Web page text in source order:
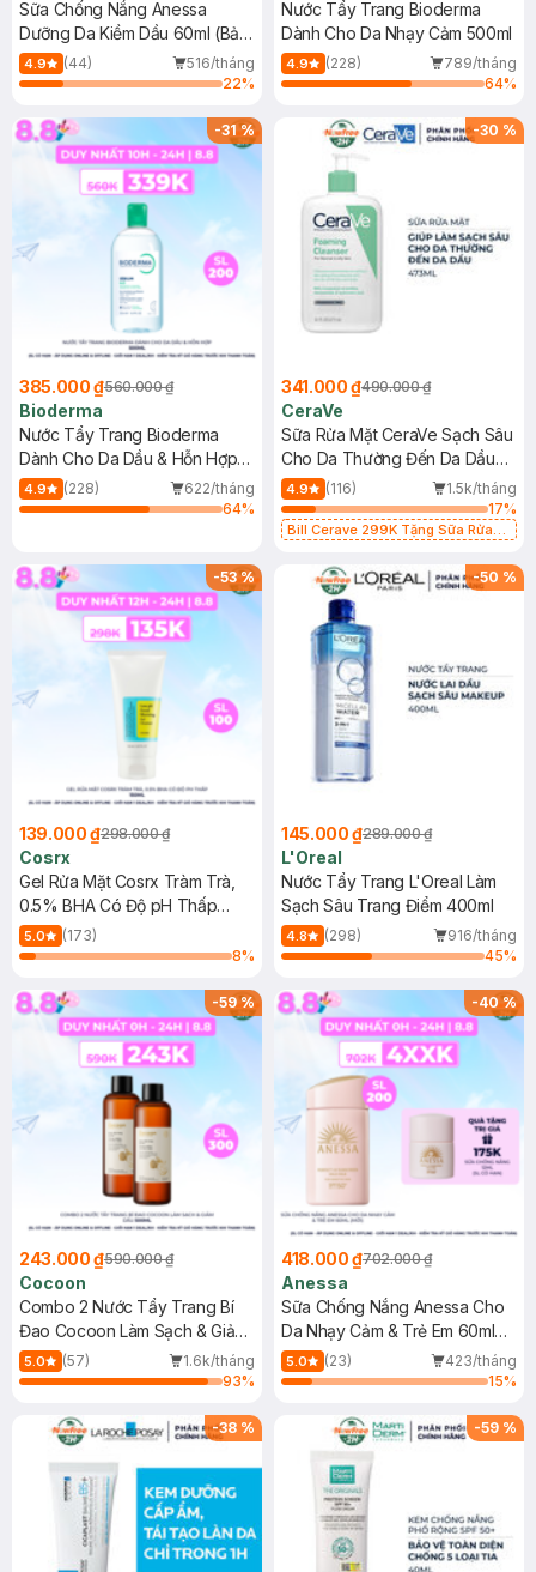
Sữa Chống Nắng Anessa
Dưỡng Da Kiềm Dầu 60ml (Bản
Mới)
4.9 (44)
516/tháng
22%
Nước Tẩy Trang Bioderma
Dành Cho Da Nhạy Cảm 500ml
4.9 (228)
789/tháng
64%
-31%
385.000 ₫560.000 ₫
Bioderma
Nước Tẩy Trang Bioderma
Dành Cho Da Dầu & Hỗn Hợp
500ml
4.9 (228)
622/tháng
64%
-30 %
341.000 ₫490.000 ₫
CeraVe
Sữa Rửa Mặt CeraVe Sạch Sâu
Cho Da Thường Đến Da Dầu
473ml
4.9 (116)
1.5k/tháng
17%
Bill Cerave 299K Tặng Sữa Rửa
-53%
139.000 ₫298.000 ₫
Cosrx
Gel Rửa Mặt Cosrx Tràm Trà,
0.5% BHA Có Độ pH Thấp
150ml
5.0
(173)
8%
-50 %
145.000 ₫289.000 ₫
L'Oreal
Nước Tẩy Trang L'Oreal Làm
Sạch Sâu Trang Điểm 400ml
4.8 (298)
916/tháng
45%
-59%
243.000 ₫590.000 ₫
Cocoon
Combo 2 Nước Tẩy Trang Bí
Đao Cocoon Làm Sạch & Giảm
Dầu 500ml
5.0 (57)
1.6k/tháng
93%
-40%
418.000 ₫702.000 ₫
Anessa
Sữa Chống Nắng Anessa Cho
Da Nhạy Cảm & Trẻ Em 60ml
(Mới)
5.0 (23)
423/tháng
15%
-38 % -59 %